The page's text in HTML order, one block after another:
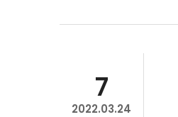
7
2022.03.24